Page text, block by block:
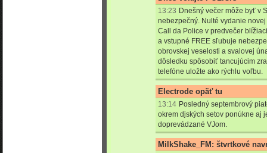
13:23 Dnešný večer môže byť v
nebezpečný. Nulté vydanie
Call da Police v predvečer
a vstupné FREE sľubuje
obrovskej veselosti a svalovej
dôsledku spôsobiť tancujúcim
telefóne uložte ako rýchlu voľbu.
Electrode opäť tu
13:14 Posledný septembrový
okrem djských setov ponúkne aj
doprevádzané VJom.
MilkShake_FM: štvrtkové